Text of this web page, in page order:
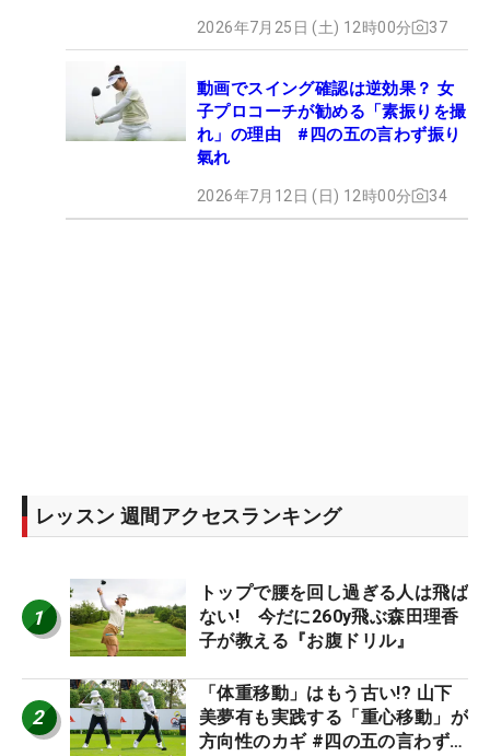
2026年7月25日 (土) 12時00分 37
動画でスイング確認は逆効果？ 女
子プロコーチが勧める「素振りを撮
れ」の理由 #四の五の言わず振り
氣れ
2026年7月12日 (日) 12時00分 34
レッスン 週間アクセスランキング
1
トップで腰を回し過ぎる人は飛ば
ない! 今だに260y飛ぶ森田理香
子が教える『お腹ドリル』
2
「体重移動」はもう古い!? 山下
美夢有も実践する「重心移動」が
方向性のカギ #四の五の言わず振